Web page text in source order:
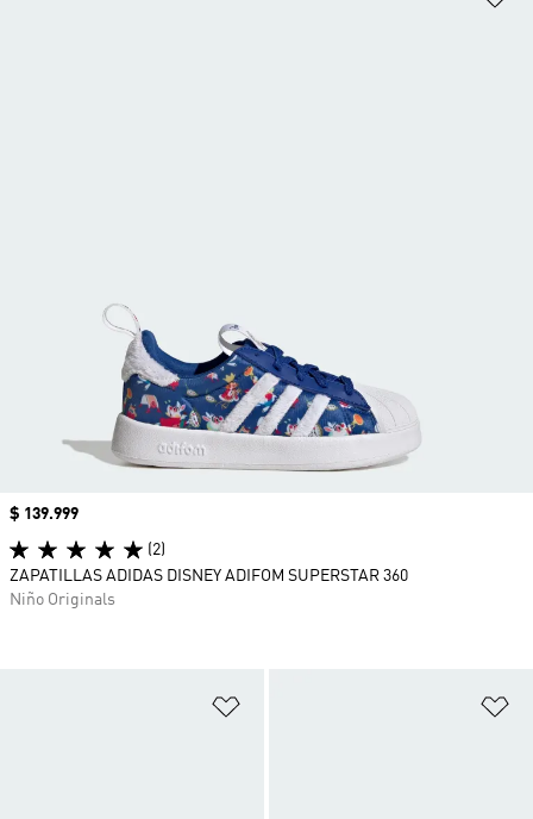
Precio
$ 139.999
(2)
ZAPATILLAS ADIDAS DISNEY ADIFOM SUPERSTAR 360
Niño Originals